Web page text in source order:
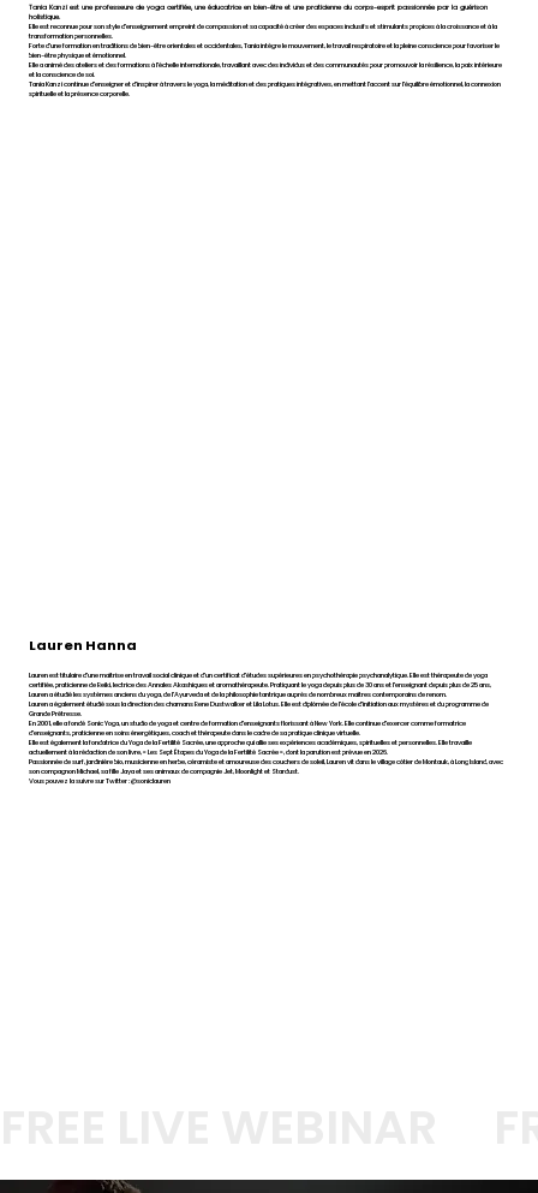
Tania Kanzi est une professeure de yoga certifiée, une éducatrice en bien-être et une praticienne du corps-esprit passionnée par la guérison
holistique.
Elle est reconnue pour son style d'enseignement empreint de compassion et sa capacité à créer des espaces inclusifs et stimulants propices à la croissance et à la
transformation personnelles.
Forte d'une formation en traditions de bien-être orientales et occidentales, Tania intègre le mouvement, le travail respiratoire et la pleine conscience pour favoriser le
bien-être physique et émotionnel.
Elle a animé des ateliers et des formations à l'échelle internationale, travaillant avec des individus et des communautés pour promouvoir la résilience, la paix intérieure
et la conscience de soi.
Tania Kanzi continue d'enseigner et d'inspirer à travers le yoga, la méditation et des pratiques intégratives, en mettant l'accent sur l'équilibre émotionnel, la connexion
spirituelle et la présence corporelle.
Lauren Hanna
Lauren est titulaire d'une maîtrise en travail social clinique et d'un certificat d'études supérieures en psychothérapie psychanalytique. Elle est thérapeute de yoga
certifiée, praticienne de Reiki, lectrice des Annales Akashiques et aromathérapeute. Pratiquant le yoga depuis plus de 30 ans et l'enseignant depuis plus de 25 ans,
Lauren a étudié les systèmes anciens du yoga, de l'Ayurveda et de la philosophie tantrique auprès de nombreux maîtres contemporains de renom.
Lauren a également étudié sous la direction des chamans Rene Dustwalker et Lila Lotus. Elle est diplômée de l'école d'initiation aux mystères et du programme de
Grande Prêtresse.
En 2001, elle a fondé Sonic Yoga, un studio de yoga et centre de formation d'enseignants florissant à New York. Elle continue d'exercer comme formatrice
d'enseignants, praticienne en soins énergétiques, coach et thérapeute dans le cadre de sa pratique clinique virtuelle.
Elle est également la fondatrice du Yoga de la Fertilité Sacrée, une approche qui allie ses expériences académiques, spirituelles et personnelles. Elle travaille
actuellement à la rédaction de son livre, « Les Sept Étapes du Yoga de la Fertilité Sacrée », dont la parution est prévue en 2026.
Passionnée de surf, jardinière bio, musicienne en herbe, céramiste et amoureuse des couchers de soleil, Lauren vit dans le village côtier de Montauk, à Long Island, avec
son compagnon Michael, sa fille Jaya et ses animaux de compagnie Jet, Moonlight et Stardust.
Vous pouvez la suivre sur Twitter : @soniclauren